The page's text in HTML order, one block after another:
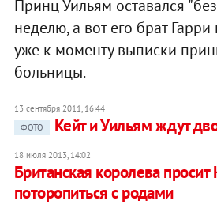
Принц Уильям оставался
неделю, а вот его брат
уже к моменту выписки
больницы.
13 сентября 2011, 16:44
ФОТО
Кейт и Уильям ждут
18 июля 2013, 14:02
Британская королева
поторопиться с родами